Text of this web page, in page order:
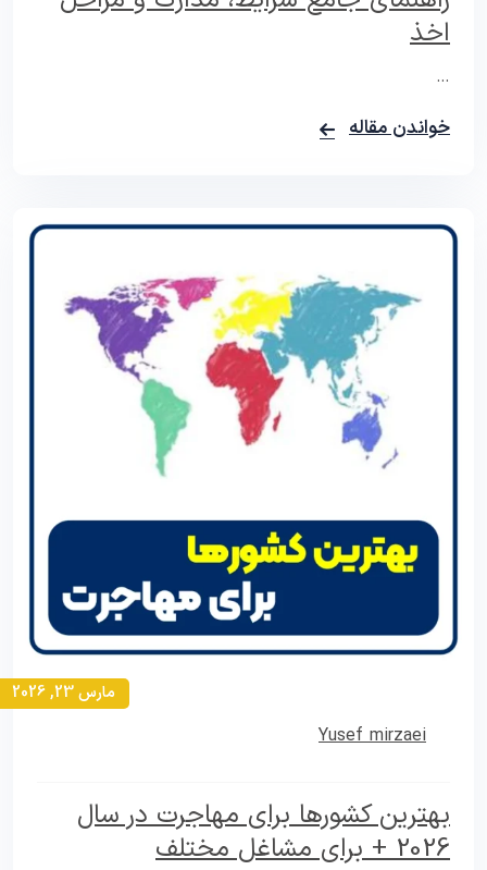
اخذ
خواندن مقاله
مارس 23, 2026
Yusef mirzaei
بهترین کشورها برای مهاجرت در سال
2026 + برای مشاغل مختلف